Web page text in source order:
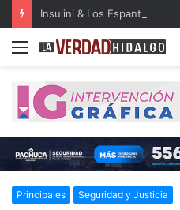
Menu
Principales Seguridad y Justicia